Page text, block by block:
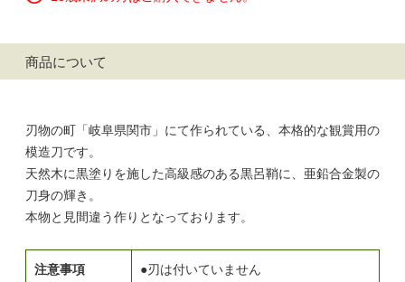
商品について
刃物の町「岐阜県関市」にて作られている、本格的な観賞用の
模造刀です。
天然木に黒塗りを施した高級感のある黒呂鞘に、亜鉛合金製の
刀身の輝き。
本物と見間違う作りとなっております。
注意事項
●刃は付いていません